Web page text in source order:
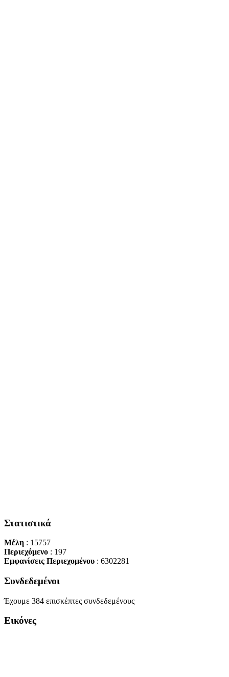
Στατιστικά
Μέλη : 15757
Περιεχόμενο : 197
Εμφανίσεις Περιεχομένου : 6302281
Συνδεδεμένοι
Έχουμε 384 επισκέπτες συνδεδεμένους
Εικόνες